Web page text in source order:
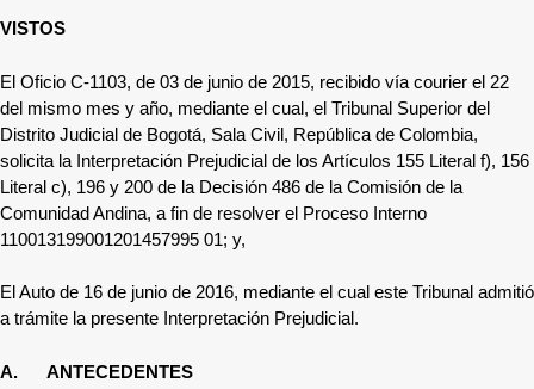
VISTOS
El Oficio C-1103, de 03 de junio de 2015, recibido vía courier el 22
del mismo mes y año, mediante el cual, el Tribunal Superior del
Distrito Judicial de Bogotá, Sala Civil, República de Colombia,
solicita la Interpretación Prejudicial de los Artículos 155 Literal f), 156
Literal c), 196 y 200 de la Decisión 486 de la Comisión de la
Comunidad Andina, a fin de resolver el Proceso Interno
110013199001201457995 01; y,
El Auto de 16 de junio de 2016, mediante el cual este Tribunal admitió
a trámite la presente Interpretación Prejudicial.
A. ANTECEDENTES